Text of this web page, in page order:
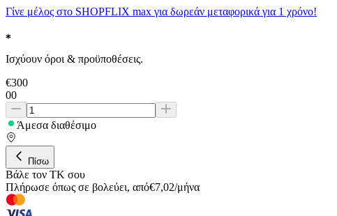
Γίνε μέλος στο SHOPFLIX max για δωρεάν μεταφορικά για 1 χρόνο!
Ισχύουν όροι & προϋποθέσεις.
€300
00
Άμεσα διαθέσιμο
Πίσω
Βάλε τον ΤΚ σου
Πλήρωσε όπως σε βολεύει, από€7,02/μήνα